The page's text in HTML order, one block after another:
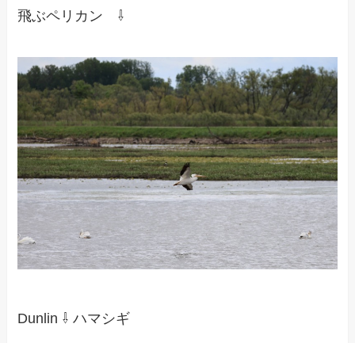
飛ぶペリカン ⇩
Dunlin ⇩ ハマシギ